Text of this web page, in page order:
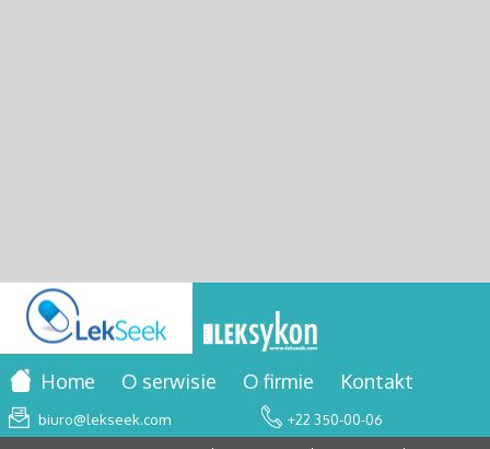
Home O serwisie O firmie Kontakt
biuro@lekseek.com +22 350-00-06